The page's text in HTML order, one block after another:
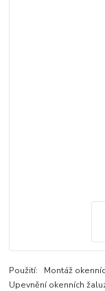
Použití: Montáž
Upevnění okenních